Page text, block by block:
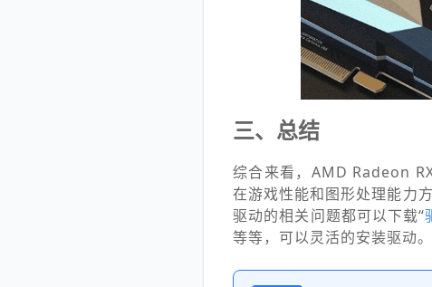
三、总结
综合来看，AMD Radeon
在游戏性能和图形处理能力
驱动的相关问题都可以下载“
等等，可以灵活的安装驱动。